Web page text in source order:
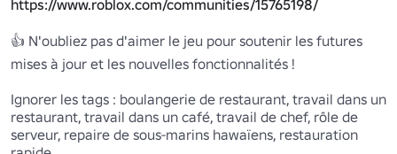
https://www.roblox.com/communities/15765198/
👍 N'oubliez pas d'aimer le jeu pour soutenir les futures
mises à jour et les nouvelles fonctionnalités !
Ignorer les tags : boulangerie de restaurant, travail dans un
restaurant, travail dans un café, travail de chef, rôle de
serveur, repaire de sous-marins hawaïens, restauration